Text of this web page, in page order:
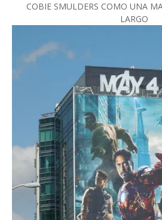
COBIE SMULDERS COMO UNA
LARGO